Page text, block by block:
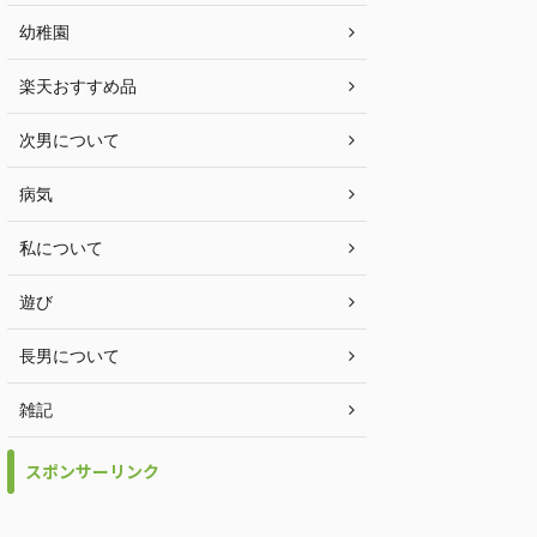
幼稚園
楽天おすすめ品
次男について
病気
私について
遊び
長男について
雑記
スポンサーリンク